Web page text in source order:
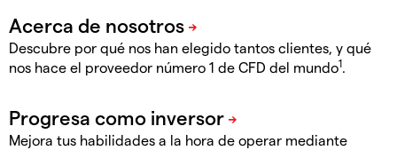
Descubre por qué nos han elegido tantos clientes, y qué
nos hace el proveedor número 1 de CFD del mundo1.
Mejora tus habilidades a la hora de operar mediante